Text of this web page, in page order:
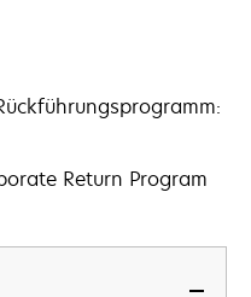
Return Program